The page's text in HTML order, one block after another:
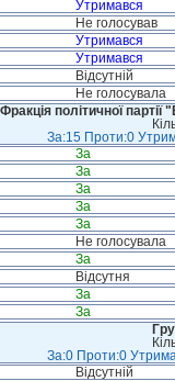
Утримався
Не голосував
Утримався
Утримався
Відсутній
Не голосувала
Фракція політичної
За:15 Проти:0
За
За
За
За
За
Не голосувала
За
Відсутня
За
За
За:0 Проти:0
Відсутній